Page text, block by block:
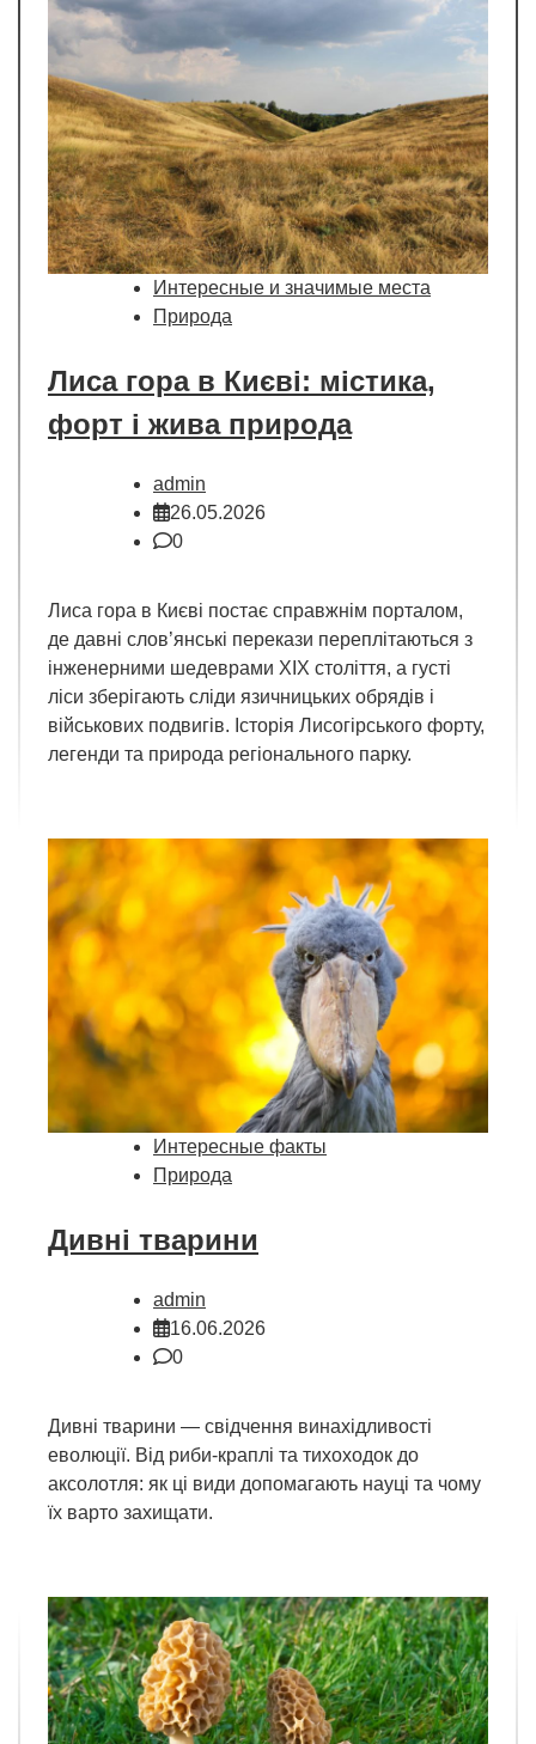
Интересные и значимые места
Природа
Лиса гора в Києві: містика,
форт і жива природа
admin
26.05.2026
0
Лиса гора в Києві постає справжнім порталом,
де давні слов’янські перекази переплітаються з
інженерними шедеврами XIX століття, а густі
ліси зберігають сліди язичницьких обрядів і
військових подвигів. Історія Лисогірського форту,
легенди та природа регіонального парку.
Интересные факты
Природа
Дивні тварини
admin
16.06.2026
0
Дивні тварини — свідчення винахідливості
еволюції. Від риби-краплі та тихоходок до
аксолотля: як ці види допомагають науці та чому
їх варто захищати.